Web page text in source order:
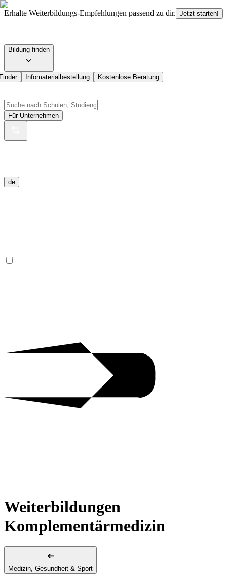
Erhalte Weiterbildungs-Empfehlungen passend zu dir. Jetzt starten!
Bildung finden
Infomaterialbestellung Kostenlose Beratung
Für Unternehmen
de
Weiterbildungen
Komplementärmedizin
Medizin, Gesundheit & Sport